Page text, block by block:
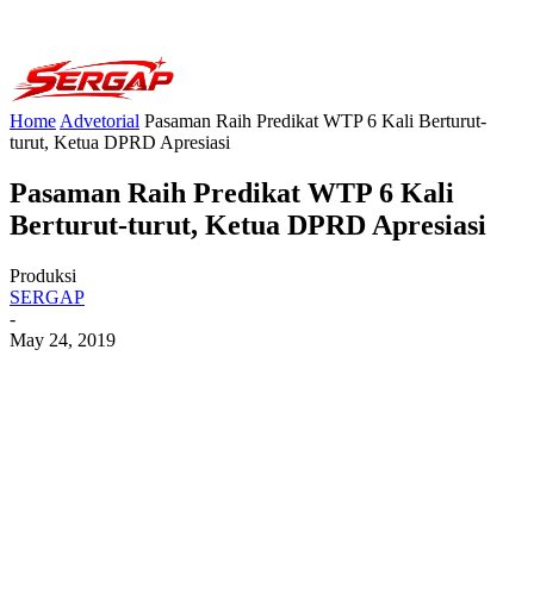
Home Advetorial Pasaman Raih Predikat WTP 6 Kali Berturut-
turut, Ketua DPRD Apresiasi
Pasaman Raih Predikat WTP 6 Kali
Berturut-turut, Ketua DPRD Apresiasi
Produksi
SERGAP
-
May 24, 2019